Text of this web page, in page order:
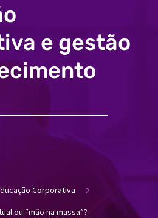
e gestão
Corporativa 5
ou “mão na massa”?